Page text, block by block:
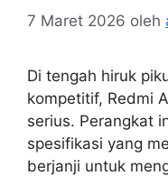
7 Maret 2026 oleh
Di tengah hiruk
kompetitif, Redmi
serius. Perangkat
spesifikasi yang
berjanji untuk